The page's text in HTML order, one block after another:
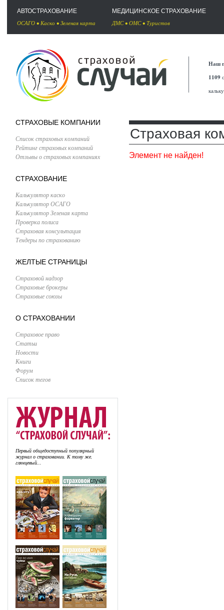
АВТОСТРАХОВАНИЕ
ОСАГО • Каско • Зеленая карта
МЕДИЦИНСКОЕ СТРАХОВАНИЕ
ДМС• ОМС• Туристов
Наш
1109
СТРАХОВЫЕ КОМПАНИИ
Список страховых компаний
Рейтинг страховых компаний
Отзывы о страховых компаниях
СТРАХОВАНИЕ
Калькулятор каско
Калькулятор ОСАГО
Калькулятор Зеленая карта
Проверка полиса
Страховая консультация
Тендеры по страхованию
ЖЕЛТЫЕ СТРАНИЦЫ
Страховой надзор
Страховые брокеры
Страховые союзы
О СТРАХОВАНИИ
Страховое право
Статьи
Новости
Книги
Форум
Список тегов
Первый общедоступный популярный
журнал о страховании. К тому же,
глянцевый...
Страховая
Элемент не найден!